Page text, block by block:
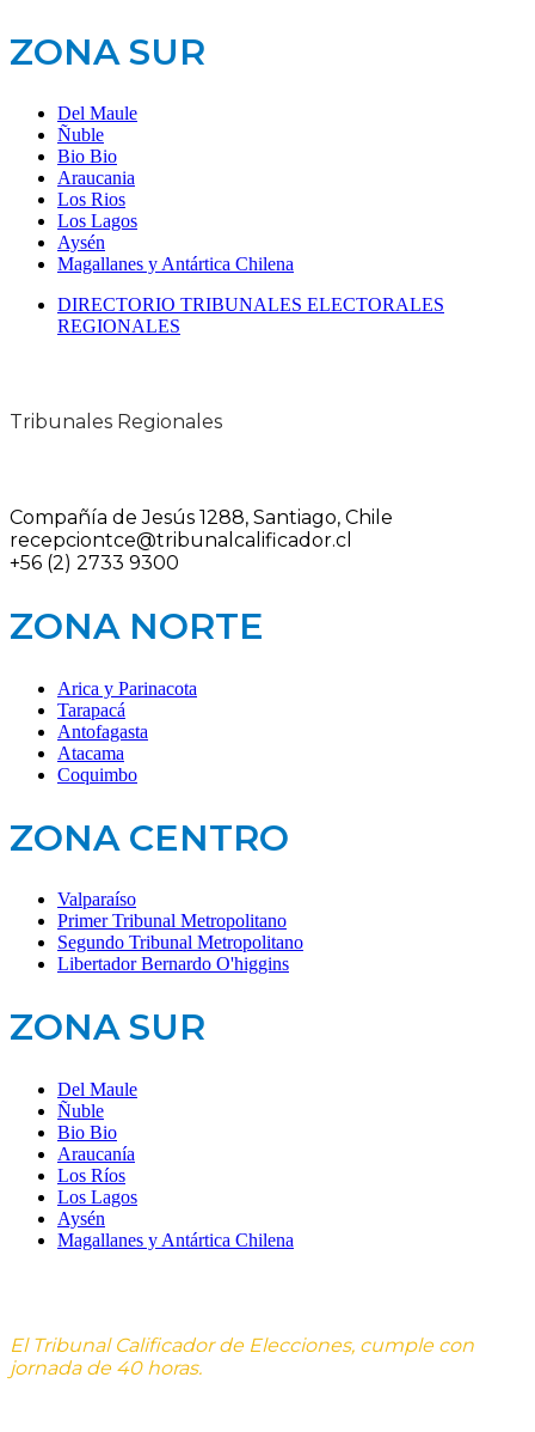
ZONA SUR
Del Maule
Ñuble
Bio Bio
Araucania
Los Rios
Los Lagos
Aysén
Magallanes y Antártica Chilena
DIRECTORIO TRIBUNALES ELECTORALES
REGIONALES
Tribunales Regionales
Compañía de Jesús 1288, Santiago, Chile
recepciontce@tribunalcalificador.cl
+56 (2) 2733 9300
ZONA NORTE
Arica y Parinacota
Tarapacá
Antofagasta
Atacama
Coquimbo
ZONA CENTRO
Valparaíso
Primer Tribunal Metropolitano
Segundo Tribunal Metropolitano
Libertador Bernardo O'higgins
ZONA SUR
Del Maule
Ñuble
Bio Bio
Araucanía
Los Ríos
Los Lagos
Aysén
Magallanes y Antártica Chilena
El Tribunal Calificador de Elecciones, cumple con
jornada de 40 horas.